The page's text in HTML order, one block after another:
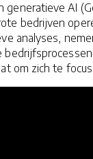
generatieve AI
bedrijven
analyses,
om zich te